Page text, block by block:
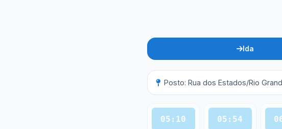
Ida
Posto: Rua dos Estados/Rio
05:10 05:54